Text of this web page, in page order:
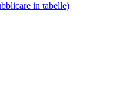
in tabelle)